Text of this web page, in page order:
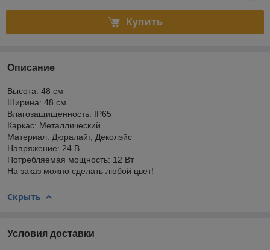
Купить
Описание
Высота: 48 см
Ширина: 48 см
Влагозащищенность: IP65
Каркас: Металлический
Материал: Дюралайт, Деколэйс
Напряжение: 24 В
Потребляемая мощность: 12 Вт
На заказ можно сделать любой цвет!
Скрыть
Условия доставки